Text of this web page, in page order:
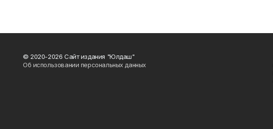
© 2020-2026 Сайт издания "Юлдаш"
Об использовании персональных данных